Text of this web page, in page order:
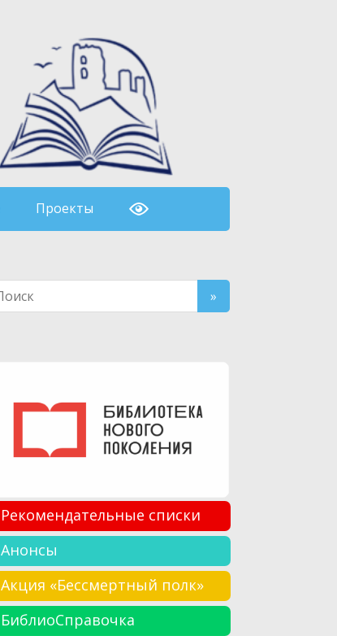
Проекты
Рекомендательные списки
Анонсы
Акция «Бессмертный полк»
БиблиоСправочка